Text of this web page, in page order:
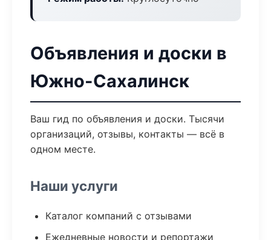
Объявления и доски в
Южно-Сахалинск
Ваш гид по объявления и доски. Тысячи
организаций, отзывы, контакты — всё в
одном месте.
Наши услуги
Каталог компаний с отзывами
Ежедневные новости и репортажи